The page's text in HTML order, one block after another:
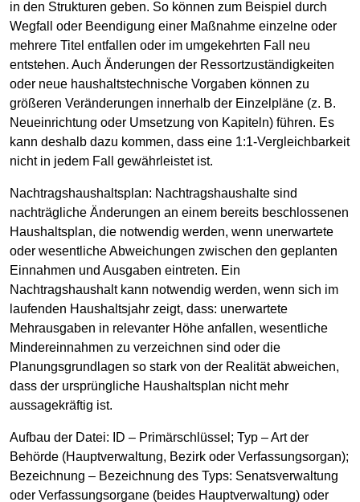
in den Strukturen geben. So können zum Beispiel durch
Wegfall oder Beendigung einer Maßnahme einzelne oder
mehrere Titel entfallen oder im umgekehrten Fall neu
entstehen. Auch Änderungen der Ressortzuständigkeiten
oder neue haushaltstechnische Vorgaben können zu
größeren Veränderungen innerhalb der Einzelpläne (z. B.
Neueinrichtung oder Umsetzung von Kapiteln) führen. Es
kann deshalb dazu kommen, dass eine 1:1-Vergleichbarkeit
nicht in jedem Fall gewährleistet ist.
Nachtragshaushaltsplan: Nachtragshaushalte sind
nachträgliche Änderungen an einem bereits beschlossenen
Haushaltsplan, die notwendig werden, wenn unerwartete
oder wesentliche Abweichungen zwischen den geplanten
Einnahmen und Ausgaben eintreten. Ein
Nachtragshaushalt kann notwendig werden, wenn sich im
laufenden Haushaltsjahr zeigt, dass: unerwartete
Mehrausgaben in relevanter Höhe anfallen, wesentliche
Mindereinnahmen zu verzeichnen sind oder die
Planungsgrundlagen so stark von der Realität abweichen,
dass der ursprüngliche Haushaltsplan nicht mehr
aussagekräftig ist.
Aufbau der Datei: ID – Primärschlüssel; Typ – Art der
Behörde (Hauptverwaltung, Bezirk oder Verfassungsorgan);
Bezeichnung – Bezeichnung des Typs: Senatsverwaltung
oder Verfassungsorgane (beides Hauptverwaltung) oder